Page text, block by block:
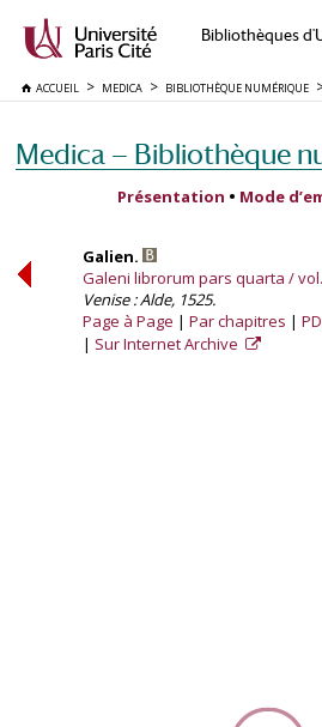
Bibliothèques
ACCUEIL MEDICA BIBLIOTHÈQUE NUMÉRIQUE
Medica — Bibliothèque
Présentation • Mode
Galien.
Galeni librorum pars quarta /
Venise : Alde, 1525.
Page à Page
Par chapitres
Sur Internet Archive